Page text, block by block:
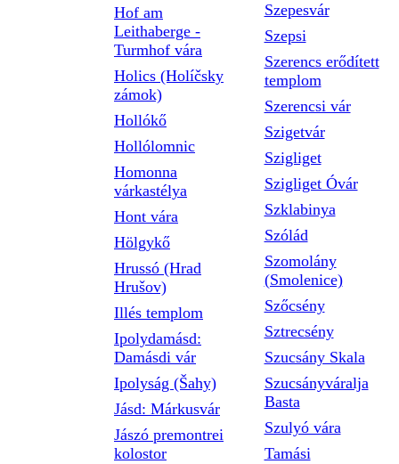
Hof am
Leithaberge -
Turmhof vára
Holics (Holíčsky
zámok)
Hollókő
Hollólomnic
Homonna
várkastélya
Hont vára
Hölgykő
Hrussó (Hrad
Hrušov)
Illés templom
Ipolydamásd:
Damásdi vár
Ipolyság (Šahy)
Jásd: Márkusvár
Jászó premontrei
kolostor
Szepesvár
Szepsi
Szerencs erődített
templom
Szerencsi vár
Szigetvár
Szigliget
Szigliget Óvár
Szklabinya
Szólád
Szomolány
(Smolenice)
Szőcsény
Sztrecsény
Szucsány Skala
Szucsányváralja
Basta
Szulyó vára
Tamási